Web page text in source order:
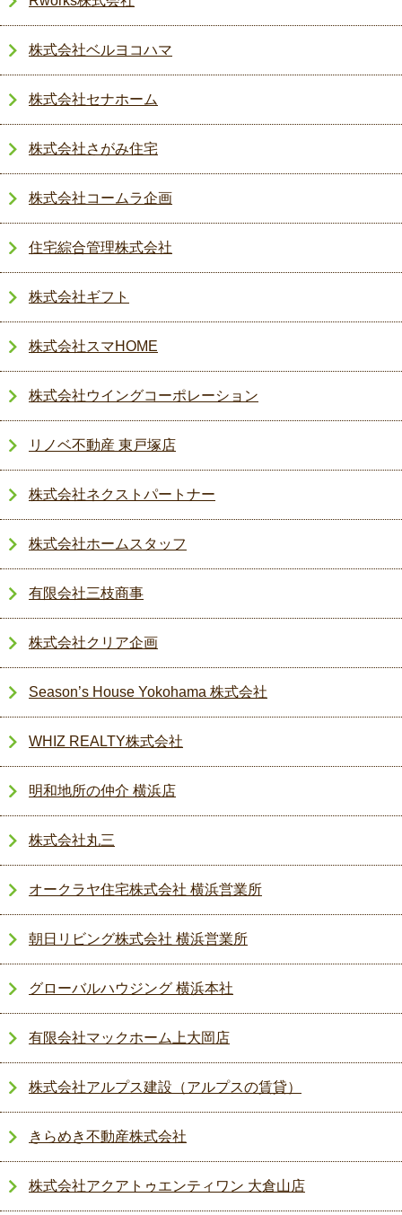
株式会社ベルヨコハマ
株式会社セナホーム
株式会社さがみ住宅
株式会社コームラ企画
住宅綜合管理株式会社
株式会社ギフト
株式会社スマHOME
株式会社ウイングコーポレーション
リノベ不動産 東戸塚店
株式会社ネクストパートナー
株式会社ホームスタッフ
有限会社三枝商事
株式会社クリア企画
Season’s House Yokohama 株式会社
WHIZ REALTY株式会社
明和地所の仲介 横浜店
株式会社丸三
オークラヤ住宅株式会社 横浜営業所
朝日リビング株式会社 横浜営業所
グローバルハウジング 横浜本社
有限会社マックホーム上大岡店
株式会社アルプス建設（アルプスの賃貸）
きらめき不動産株式会社
株式会社アクアトゥエンティワン 大倉山店